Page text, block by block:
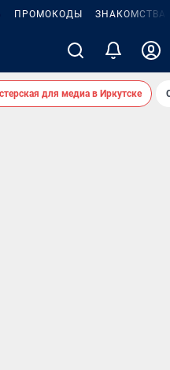
ПРОМОКОДЫ ЗНАКОМСТВА
для медиа в Иркутске